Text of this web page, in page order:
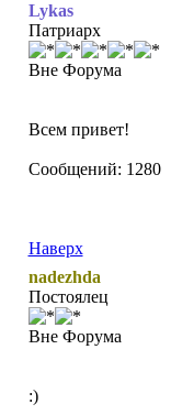
Lykas
Патриарх
Вне Форума
Всем привет!
Сообщений: 1280
Наверх
nadezhda
Постоялец
Вне Форума
:)